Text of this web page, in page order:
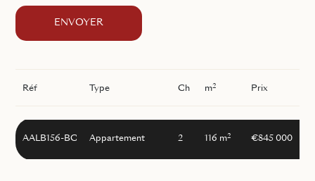
ENVOYER
Réf Type Ch m2 Prix
AALB156-BC Appartement 2 116 m2 €845 000